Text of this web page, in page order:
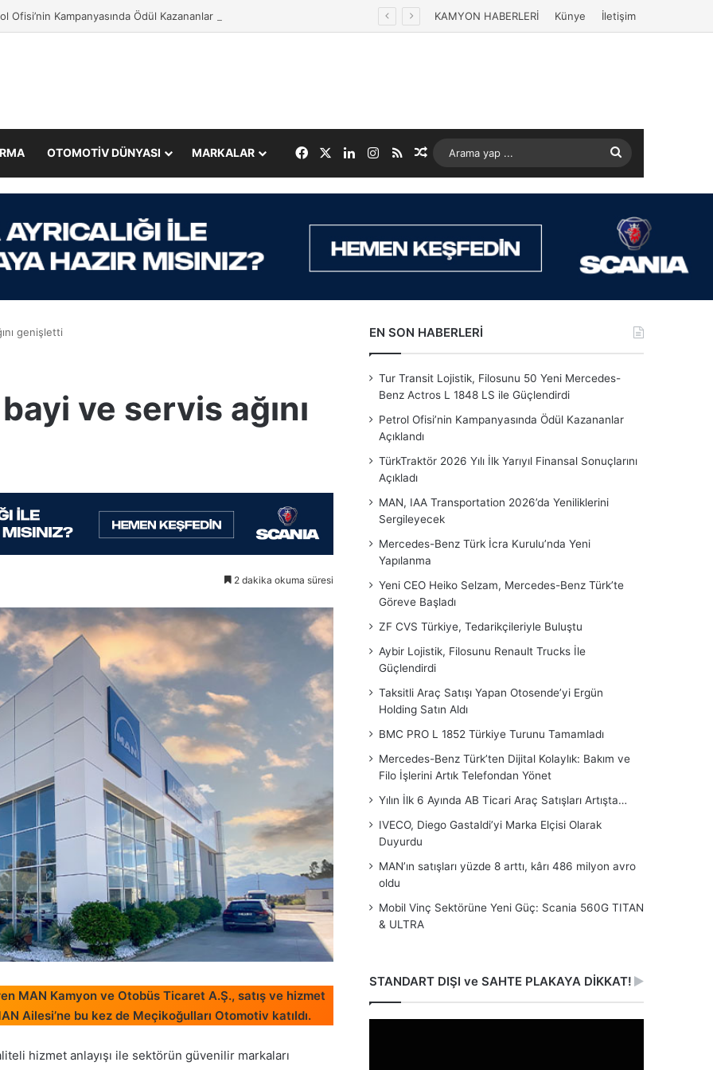
Ofisi’nin Kampanyasında Ödül Kazananlar Açıklandı KAMYON HABERLERİ Künye İletişim
OTOMOTİV DÜNYASI MARKALAR FacebookLinkedInInstagram
RSSRastgele Makale
Arama
yap
genişletti
ve servis ağını
2 dakika okuma süresi
MAN Kamyon ve Otobüs Ticaret A.Ş., satış ve hizmet
Ailesi’ne bu kez de Meçikoğulları Otomotiv katıldı.
hizmet anlayışı ile sektörün güvenilir markaları
EN SON HABERLERİ
Tur Transit Lojistik, Filosunu 50 Yeni Mercedes-
Benz Actros L 1848 LS ile Güçlendirdi
Petrol Ofisi’nin Kampanyasında Ödül Kazananlar
Açıklandı
TürkTraktör 2026 Yılı İlk Yarıyıl Finansal Sonuçlarını
Açıkladı
MAN, IAA Transportation 2026’da Yeniliklerini
Sergileyecek
Mercedes-Benz Türk İcra Kurulu’nda Yeni
Yapılanma
Yeni CEO Heiko Selzam, Mercedes-Benz Türk’te
Göreve Başladı
ZF CVS Türkiye, Tedarikçileriyle Buluştu
Aybir Lojistik, Filosunu Renault Trucks İle
Güçlendirdi
Taksitli Araç Satışı Yapan Otosende’yi Ergün
Holding Satın Aldı
BMC PRO L 1852 Türkiye Turunu Tamamladı
Mercedes-Benz Türk’ten Dijital Kolaylık: Bakım ve
Filo İşlerini Artık Telefondan Yönet
Yılın İlk 6 Ayında AB Ticari Araç Satışları Artışta…
IVECO, Diego Gastaldi’yi Marka Elçisi Olarak
Duyurdu
MAN’ın satışları yüzde 8 arttı, kârı 486 milyon avro
oldu
Mobil Vinç Sektörüne Yeni Güç: Scania 560G TITAN
& ULTRA
STANDART DIŞI ve SAHTE PLAKAYA DİKKAT!